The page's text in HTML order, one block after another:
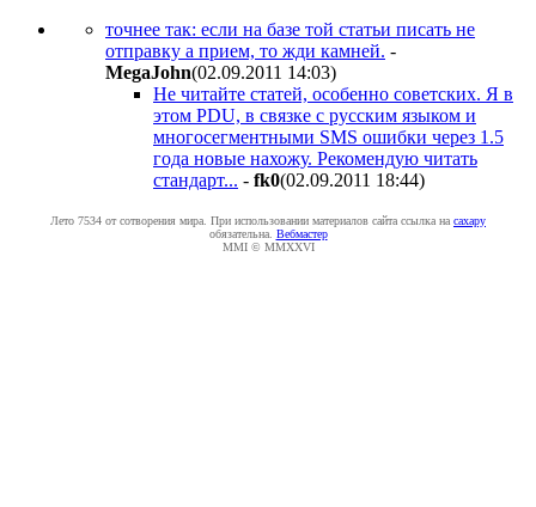
точнее так: если на базе той статьи писать не
отправку а прием, то жди камней. -
MegaJohn(02.09.2011 14:03)
Не читайте статей, особенно советских. Я в
этом PDU, в связке с русским языком и
многосегментными SMS ошибки через 1.5
года новые нахожу. Рекомендую читать
стандарт... - fk0(02.09.2011 18:44)
Лето 7534 от сотворения мира. При использовании материалов сайта ссылка на caxapу
обязательна. Вебмастер
MMI © MMXXVI